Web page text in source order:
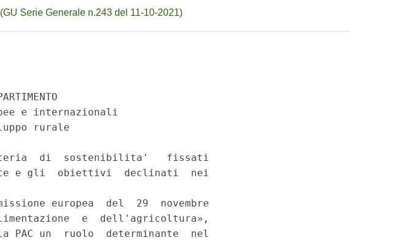
(GU Serie Generale n.243 del 11-10-2021)